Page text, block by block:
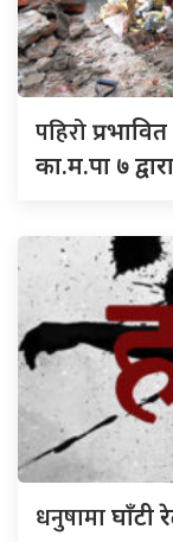
पहिरो
का.म.पा ७
धनुषामाघाँटी